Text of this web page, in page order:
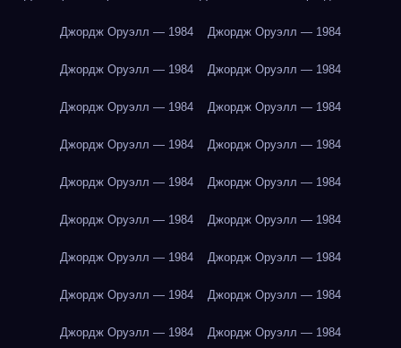
Джордж Оруэлл — 1984 Джордж Оруэлл — 1984
Джордж Оруэлл — 1984 Джордж Оруэлл — 1984
Джордж Оруэлл — 1984 Джордж Оруэлл — 1984
Джордж Оруэлл — 1984 Джордж Оруэлл — 1984
Джордж Оруэлл — 1984 Джордж Оруэлл — 1984
Джордж Оруэлл — 1984 Джордж Оруэлл — 1984
Джордж Оруэлл — 1984 Джордж Оруэлл — 1984
Джордж Оруэлл — 1984 Джордж Оруэлл — 1984
Джордж Оруэлл — 1984 Джордж Оруэлл — 1984